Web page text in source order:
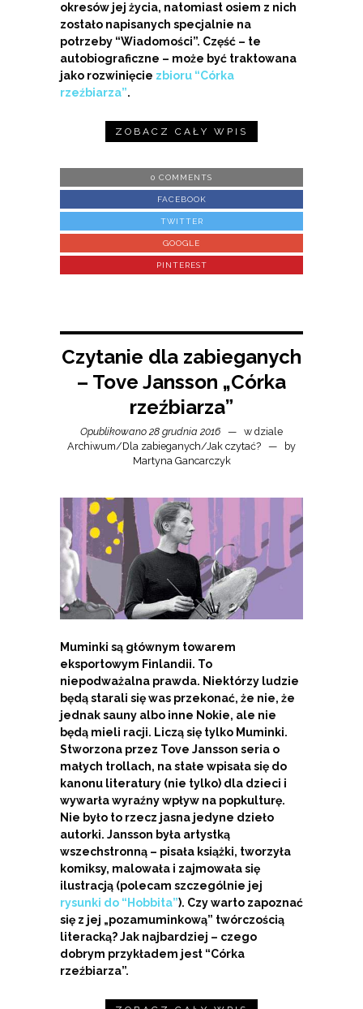
okresów jej życia, natomiast osiem z nich
zostało napisanych specjalnie na
potrzeby “Wiadomości”. Część – te
autobiograficzne – może być traktowana
jako rozwinięcie zbioru “Córka
rzeźbiarza”.
ZOBACZ CAŁY WPIS
0 COMMENTS
FACEBOOK
TWITTER
GOOGLE
PINTEREST
Czytanie dla zabieganych
– Tove Jansson „Córka
rzeźbiarza”
Opublikowano 28 grudnia 2016
w dziale
Archiwum/Dla zabieganych/Jak czytać?
by
Martyna Gancarczyk
Muminki są głównym towarem
eksportowym Finlandii. To
niepodważalna prawda. Niektórzy ludzie
będą starali się was przekonać, że nie, że
jednak sauny albo inne Nokie, ale nie
będą mieli racji. Liczą się tylko Muminki.
Stworzona przez Tove Jansson seria o
małych trollach, na stałe wpisała się do
kanonu literatury (nie tylko) dla dzieci i
wywarła wyraźny wpływ na popkulturę.
Nie było to rzecz jasna jedyne dzieło
autorki. Jansson była artystką
wszechstronną – pisała książki, tworzyła
komiksy, malowała i zajmowała się
ilustracją (polecam szczególnie jej
rysunki do “Hobbita”). Czy warto zapoznać
się z jej „pozamuminkową” twórczością
literacką? Jak najbardziej – czego
dobrym przykładem jest “Córka
rzeźbiarza”.